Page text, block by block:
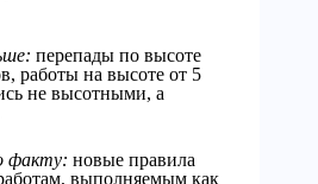
перепады по высоте
работы на высоте от 5
не высотными, а
факту: новые правила
выполняемым как